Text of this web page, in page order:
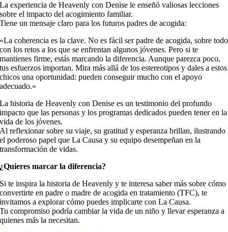
La experiencia de Heavenly con Denise le enseñó valiosas lecciones
sobre el impacto del acogimiento familiar.
Tiene un mensaje claro para los futuros padres de acogida:
«La coherencia es la clave. No es fácil ser padre de acogida, sobre todo
con los retos a los que se enfrentan algunos jóvenes. Pero si te
mantienes firme, estás marcando la diferencia. Aunque parezca poco,
tus esfuerzos importan. Mira más allá de los estereotipos y dales a estos
chicos una oportunidad: pueden conseguir mucho con el apoyo
adecuado.»
La historia de Heavenly con Denise es un testimonio del profundo
impacto que las personas y los programas dedicados pueden tener en la
vida de los jóvenes.
Al reflexionar sobre su viaje, su gratitud y esperanza brillan, ilustrando
el poderoso papel que La Causa y su equipo desempeñan en la
transformación de vidas.
¿Quieres marcar la diferencia?
Si te inspira la historia de Heavenly y te interesa saber más sobre cómo
convertirte en padre o madre de acogida en tratamiento (TFC), te
invitamos a explorar cómo puedes implicarte con La Causa.
Tu compromiso podría cambiar la vida de un niño y llevar esperanza a
quienes más la necesitan.